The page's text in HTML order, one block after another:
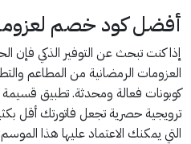
أفضل كود خصم لعزومات
إذا كنت تبحث عن التوفير الذكي
كوبونات فعالة ومحدثة. تطبيق قسيمة
ترويجية حصرية تجعل فاتورتك أقل
التي يمكنك الاعتماد عليها هذا